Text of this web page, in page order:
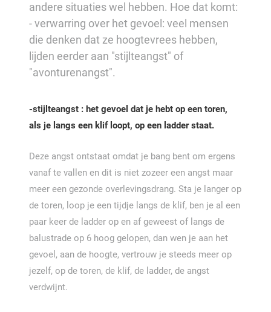
andere situaties wel hebben. Hoe dat komt:
- verwarring over het gevoel: veel mensen
die denken dat ze hoogtevrees hebben,
lijden eerder aan "stijlteangst" of
"avonturenangst".
-stijlteangst : het gevoel dat je hebt op een toren,
als je langs een klif loopt, op een ladder staat.
Deze angst ontstaat omdat je bang bent om ergens
vanaf te vallen en dit is niet zozeer een angst maar
meer een gezonde overlevingsdrang. Sta je langer op
de toren, loop je een tijdje langs de klif, ben je al een
paar keer de ladder op en af geweest of langs de
balustrade op 6 hoog gelopen, dan wen je aan het
gevoel, aan de hoogte, vertrouw je steeds meer op
jezelf, op de toren, de klif, de ladder, de angst
verdwijnt.